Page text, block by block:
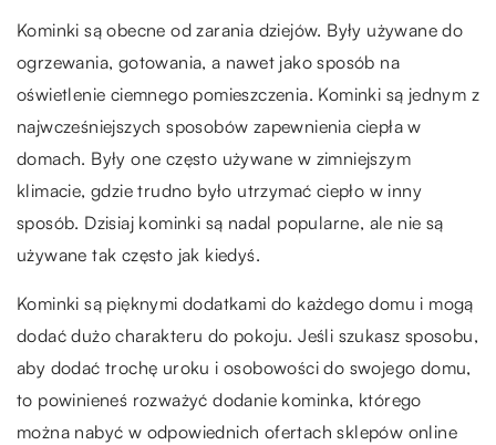
Kominki są obecne od zarania dziejów. Były używane do
ogrzewania, gotowania, a nawet jako sposób na
oświetlenie ciemnego pomieszczenia. Kominki są jednym z
najwcześniejszych sposobów zapewnienia ciepła w
domach. Były one często używane w zimniejszym
klimacie, gdzie trudno było utrzymać ciepło w inny
sposób. Dzisiaj kominki są nadal popularne, ale nie są
używane tak często jak kiedyś.
Kominki są pięknymi dodatkami do każdego domu i mogą
dodać dużo charakteru do pokoju. Jeśli szukasz sposobu,
aby dodać trochę uroku i osobowości do swojego domu,
to powinieneś rozważyć dodanie kominka, którego
można nabyć w odpowiednich ofertach sklepów online